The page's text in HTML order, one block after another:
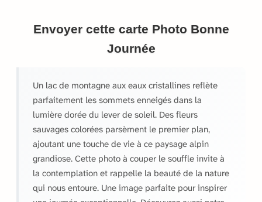
Envoyer cette carte Photo Bonne
Journée
Un lac de montagne aux eaux cristallines reflète
parfaitement les sommets enneigés dans la
lumière dorée du lever de soleil. Des fleurs
sauvages colorées parsèment le premier plan,
ajoutant une touche de vie à ce paysage alpin
grandiose. Cette photo à couper le souffle invite à
la contemplation et rappelle la beauté de la nature
qui nous entoure. Une image parfaite pour inspirer